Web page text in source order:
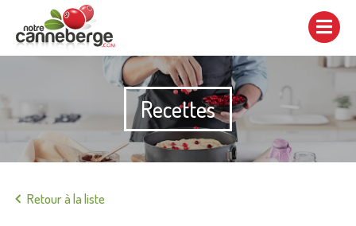
Afficher/cacher
navigation
Recettes
Retour à la liste